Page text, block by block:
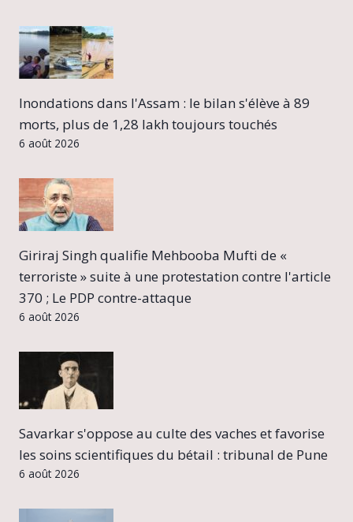
Inondations dans l'Assam : le bilan s'élève à 89
morts, plus de 1,28 lakh toujours touchés
6 août 2026
Giriraj Singh qualifie Mehbooba Mufti de «
terroriste » suite à une protestation contre l'article
370 ; Le PDP contre-attaque
6 août 2026
Savarkar s'oppose au culte des vaches et favorise
les soins scientifiques du bétail : tribunal de Pune
6 août 2026